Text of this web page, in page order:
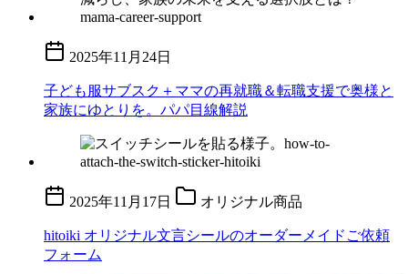
2025年11月24日
子ども服サブスク＋ママの再就職＆転職支援で奥様と
家族にゆとりを。パパ目線解説
2025年11月17日 オリジナル商品
hitoiki オリジナル文言シールのオーダーメイドご依頼
フォーム